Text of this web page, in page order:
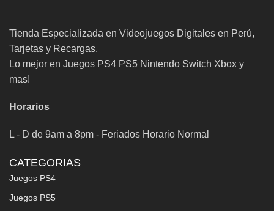
Tienda Especializada en Videojuegos Digitales en Perú,
Tarjetas y Recargas.
Lo mejor en Juegos PS4 PS5 Nintendo Switch Xbox y
mas!
Horarios
L - D de 9am a 8pm - Feriados Horario Normal
CATEGORIAS
Juegos PS4
Juegos PS5